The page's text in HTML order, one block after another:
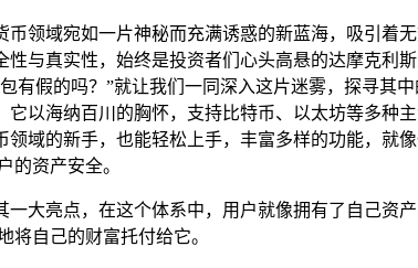
币领域宛如一片神秘而充满诱惑的新蓝海，吸引
与真实性，始终是投资者们心头高悬的达摩克
有假的吗？”就让我们一同深入这片迷雾，探寻
以海纳百川的胸怀，支持比特币、以太坊等多
域的新手，也能轻松上手，丰富多样的功能，就
的资产安全。
一大亮点，在这个体系中，用户就像拥有了自己
将自己的财富托付给它。